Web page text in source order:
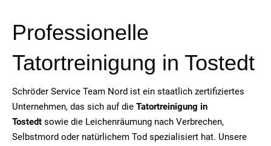
Professionelle
Tatortreinigung in Tostedt
Schröder Service Team Nord ist ein staatlich zertifiziertes
Unternehmen, das sich auf die Tatortreinigung in
Tostedt sowie die Leichenräumung nach Verbrechen,
Selbstmord oder natürlichem Tod spezialisiert hat. Unsere